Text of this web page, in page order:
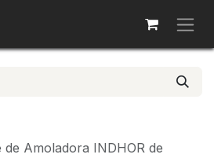
de Amoladora INDHOR de